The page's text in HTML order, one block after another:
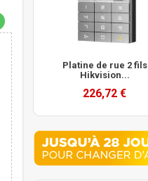
Platine de rue 2 fils
Hikvision...
226,72 €